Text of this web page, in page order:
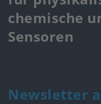
chemische
Sensoren
Newsletter